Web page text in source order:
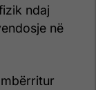
ndaj
në